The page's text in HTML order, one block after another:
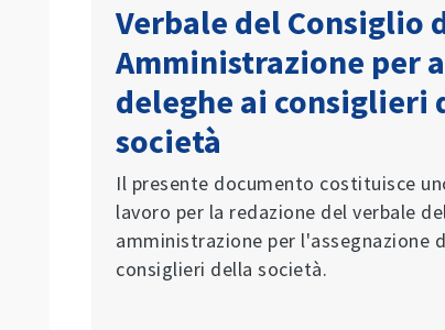
Verbale del Consiglio
Amministrazione per
deleghe ai consiglieri
società
Il presente documento costituisce
lavoro per la redazione del verbale
amministrazione per l'assegnazione
consiglieri della società.